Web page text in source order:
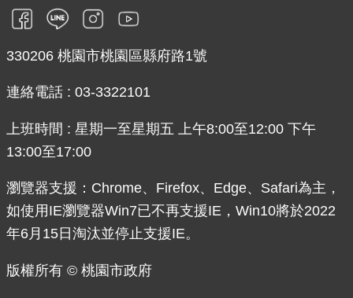
330206 桃園市桃園區縣府路1號
連絡電話 : 03-3322101
上班時間 : 星期一至星期五 上午8:00至12:00 下午
13:00至17:00
瀏覽器支援：Chrome、Firefox、Edge、Safari為主，
如使用IE瀏覽器Win7已不再支援IE，Win10將於2022
年6月15日淘汰並停止支援IE。
版權所有 © 桃園市政府